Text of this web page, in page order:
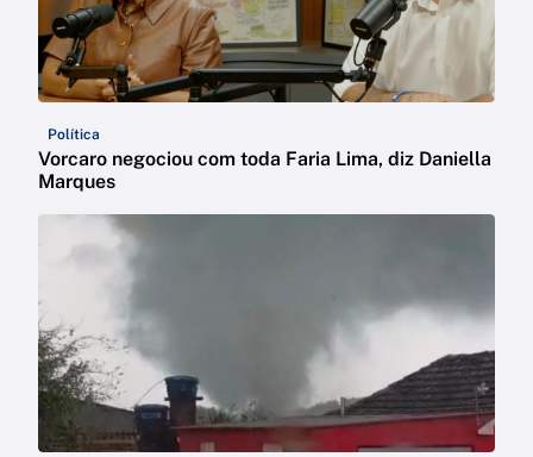
Política
Vorcaro negociou com toda Faria Lima, diz Daniella
Marques